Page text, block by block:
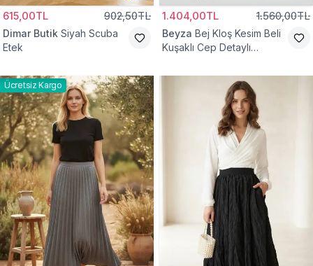
615,00TL 902,50TL
Dimar Butik Siyah Scuba
Etek
1.404,00TL 1.560,00TL
Beyza Bej Kloş Kesim Beli
Kuşaklı Cep Detaylı
Ücretsiz Kargo